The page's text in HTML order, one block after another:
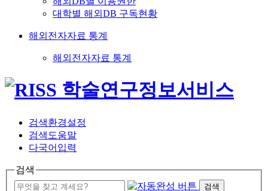
대학별 해외DB 구독현황
해외전자자료 통계
해외전자자료 통계
검색환경설정
검색도움말
다국어입력
검색
검색